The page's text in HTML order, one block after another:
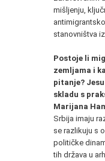
mišljenju,
stanovništva
Postoje li
zemljama i
pitanje?
skladu s
Marijana
Srbija imaju
se razlikuju s
političke
tih država u